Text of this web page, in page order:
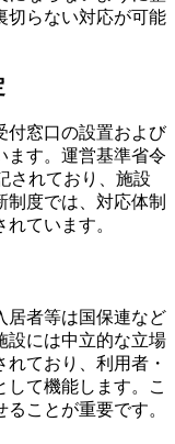
切らない対応が可能
付窓口の設置および
ます。運営基準省令
されており、施設
度では、対応体制
ています。
居者等は国保連など
設には中立的な立場
ており、利用者・
して機能します。こ
ことが重要です。